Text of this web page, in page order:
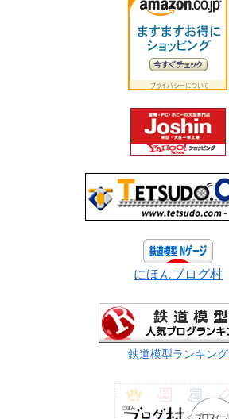
にほんブログ村
鉄道模型ランキング